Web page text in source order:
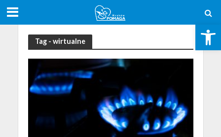
Otwórz pasek narzędzi
Tag - wirtualne